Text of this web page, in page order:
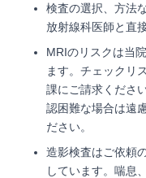
検査の選択、方法
放射線科医師と直
MRIのリスクは当
ます。チェックリ
課にご請求くださ
認困難な場合は遠
ださい。
造影検査はご依頼
しています。喘息